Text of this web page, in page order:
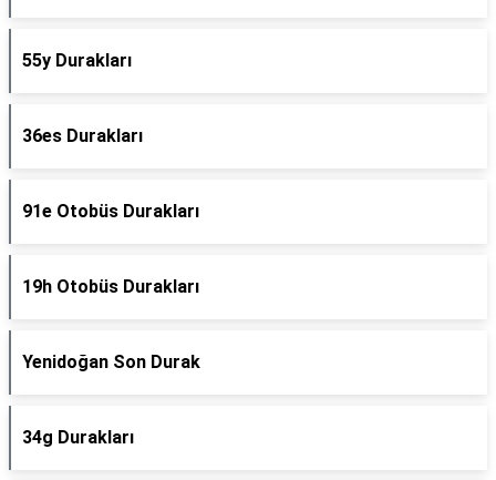
55y Durakları
36es Durakları
91e Otobüs Durakları
19h Otobüs Durakları
Yenidoğan Son Durak
34g Durakları